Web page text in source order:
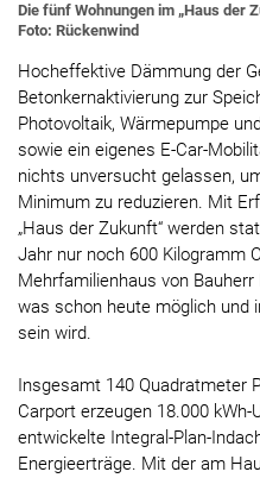
Die fünf Wohnungen im „Haus der
Foto: Rückenwind
Hocheffektive Dämmung der
Betonkernaktivierung zur
Photovoltaik, Wärmepumpe
sowie ein eigenes E-Car-
nichts unversucht gelassen,
Minimum zu reduzieren. Mit
„Haus der Zukunft“ werden
Jahr nur noch 600 Kilogramm
Mehrfamilienhaus von
was schon heute möglich und
sein wird.
Insgesamt 140 Quadratmeter
Carport erzeugen 18.000
entwickelte Integral-Plan-
Energieerträge. Mit der am